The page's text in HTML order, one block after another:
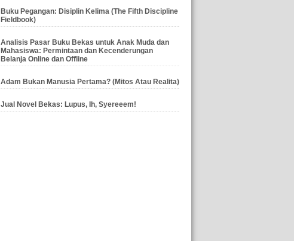
Buku Pegangan: Disiplin Kelima (The Fifth Discipline
Fieldbook)
Analisis Pasar Buku Bekas untuk Anak Muda dan
Mahasiswa: Permintaan dan Kecenderungan
Belanja Online dan Offline
Adam Bukan Manusia Pertama? (Mitos Atau Realita)
Jual Novel Bekas: Lupus, Ih, Syereeem!